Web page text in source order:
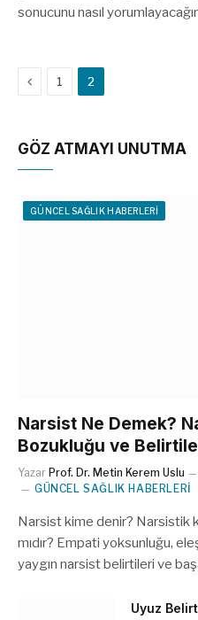
sonucunu nasıl
Önceki
1 2
GÖZ ATMAYI UNUTMA
GÜNCEL SAĞLIK HABERLERI
Narsist Ne Demek?
Bozukluğu ve
Yazar Prof. Dr. Metin Kerem Uslu
GÜNCEL SAĞLIK HABERLERI
Narsist kime denir? Narsistik
mıdır? Empati yoksunluğu,
yaygın narsist belirtileri ve
Uyuz